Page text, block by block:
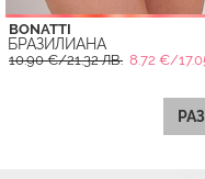
BONATTI
БРАЗИЛИАНА
10.90 €/21.32 ЛВ. 8.72 €/